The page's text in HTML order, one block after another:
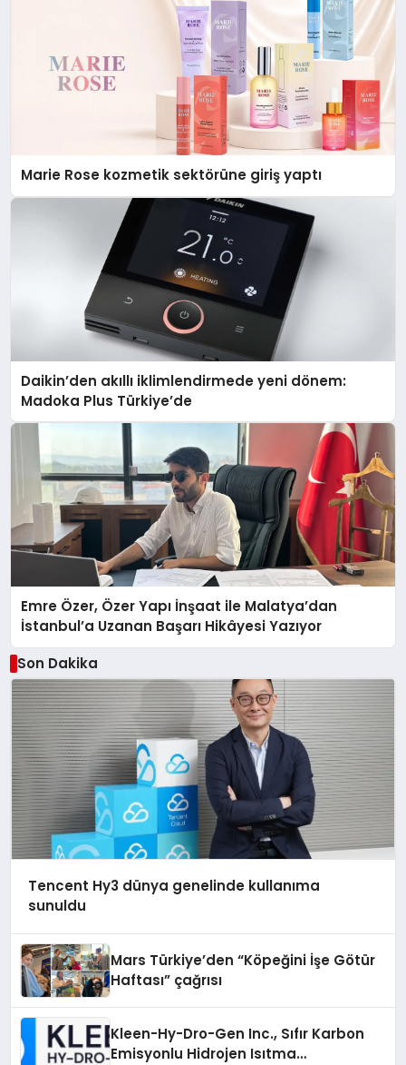
Marie Rose kozmetik sektörüne giriş yaptı
Daikin’den akıllı iklimlendirmede yeni dönem:
Madoka Plus Türkiye’de
Emre Özer, Özer Yapı İnşaat ile Malatya’dan
İstanbul’a Uzanan Başarı Hikâyesi Yazıyor
Son Dakika
Tencent Hy3 dünya genelinde kullanıma
sunuldu
Mars Türkiye’den “Köpeğini İşe Götür
Haftası” çağrısı
Kleen-Hy-Dro-Gen Inc., Sıfır Karbon
Emisyonlu Hidrojen Isıtma